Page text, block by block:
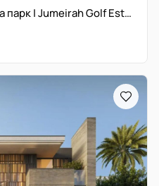
5-комнатная вилла | Вид на парк | Jumeirah Golf Estate